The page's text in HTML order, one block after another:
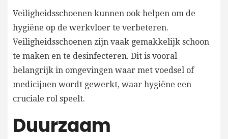
Veiligheidsschoenen kunnen ook helpen om de
hygiëne op de werkvloer te verbeteren.
Veiligheidsschoenen zijn vaak gemakkelijk schoon
te maken en te desinfecteren. Dit is vooral
belangrijk in omgevingen waar met voedsel of
medicijnen wordt gewerkt, waar hygiëne een
cruciale rol speelt.
Duurzaam